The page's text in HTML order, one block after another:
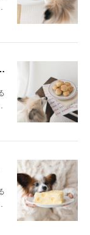
り犬おやつレシピ）